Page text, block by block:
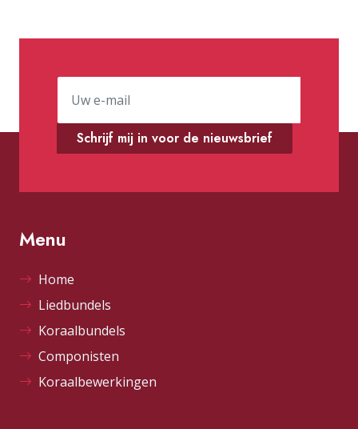
Schrijf mij in voor de nieuwsbrief
Menu
Home
Liedbundels
Koraalbundels
Componisten
Koraalbewerkingen